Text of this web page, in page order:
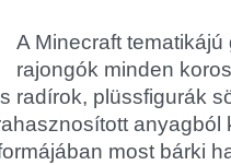
A Minecraft
rajongók minden
radírok, plüssfigurák
anyagból
most bárki